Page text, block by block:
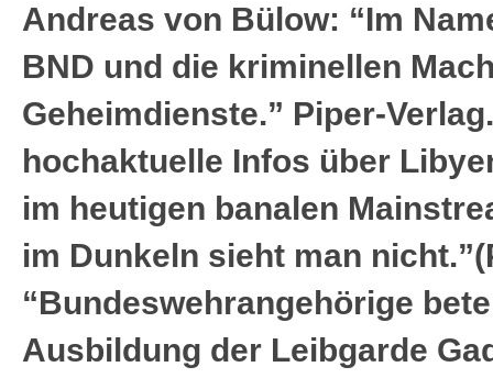
Andreas von Bülow: “Im
BND und die kriminellen
Geheimdienste.” Piper-
hochaktuelle Infos über
im heutigen banalen
im Dunkeln sieht man
“Bundeswehrangehörige
Ausbildung der Leibgarde